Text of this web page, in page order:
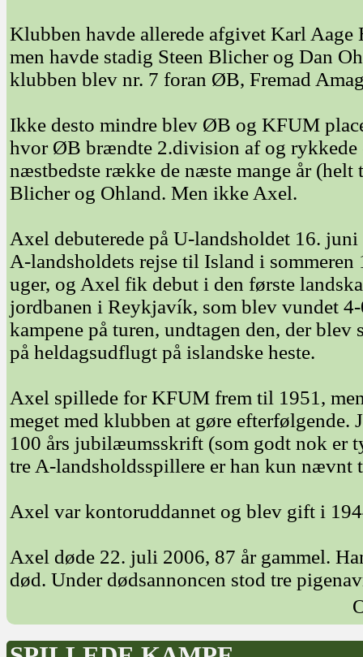
Klubben havde allerede afgivet Karl Aage
men havde stadig Steen Blicher og Dan
klubben blev nr. 7 foran ØB, Fremad
Ikke desto mindre blev ØB og KFUM
hvor ØB brændte 2.division af og
næstbedste række de næste mange år (helt
Blicher og Ohland. Men ikke Axel.
Axel debuterede på U-landsholdet 16.
A-landsholdets rejse til Island i sommeren
uger, og Axel fik debut i den første
jordbanen i Reykjavík, som blev vundet
kampene på turen, undtagen den, der
på heldagsudflugt på islandske heste.
Axel spillede for KFUM frem til 1951,
meget med klubben at gøre efterfølgende.
100 års jubilæumsskrift (som godt nok er
tre A-landsholdsspillere er han kun nævnt
Axel var kontoruddannet og blev gift i
Axel døde 22. juli 2006, 87 år gammel.
død. Under dødsannoncen stod tre